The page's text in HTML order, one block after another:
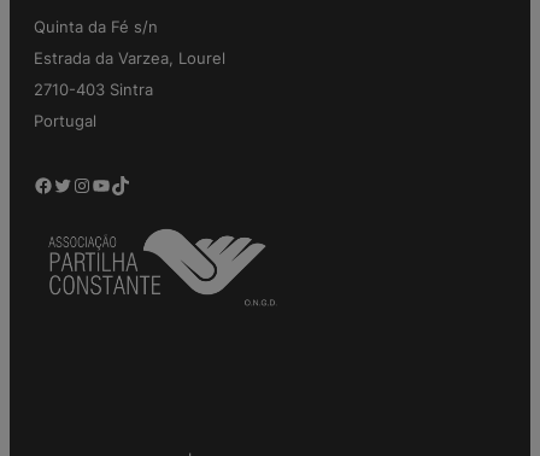
Quinta da Fé s/n
Estrada da Varzea, Lourel
2710-403 Sintra
Portugal
Facebook Twitter Instagram YouTube TikTok